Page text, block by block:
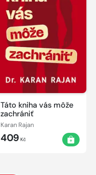
Táto kniha vás môže
zachrániť
Karan Rajan
409 Kč